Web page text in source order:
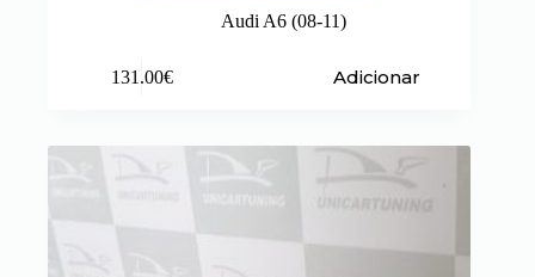
Audi A6 (08-11)
131.00€ Adicionar